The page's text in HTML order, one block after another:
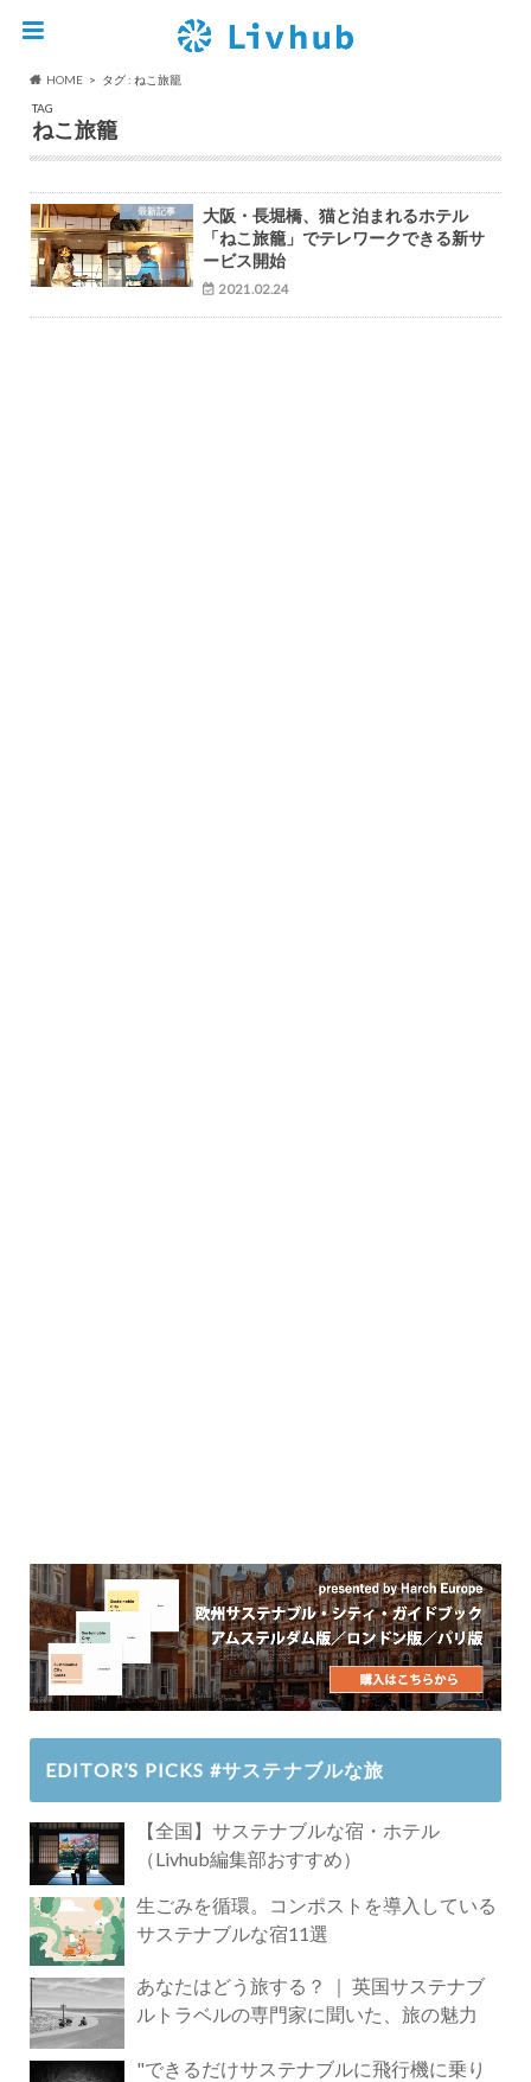
HOME
タグ : ねこ旅籠
TAG
ねこ旅籠
最新記事
大阪・長堀橋、猫と泊まれるホテル
「ねこ旅籠」でテレワークできる新サ
ービス開始
2021.02.24
EDITOR’S PICKS #サステナブルな旅
【全国】サステナブルな宿・ホテル
（Livhub編集部おすすめ）
生ごみを循環。コンポストを導入している
サステナブルな宿11選
あなたはどう旅する？ ｜ 英国サステナブ
ルトラベルの専門家に聞いた、旅の魅力
"できるだけサステナブルに飛行機に乗り